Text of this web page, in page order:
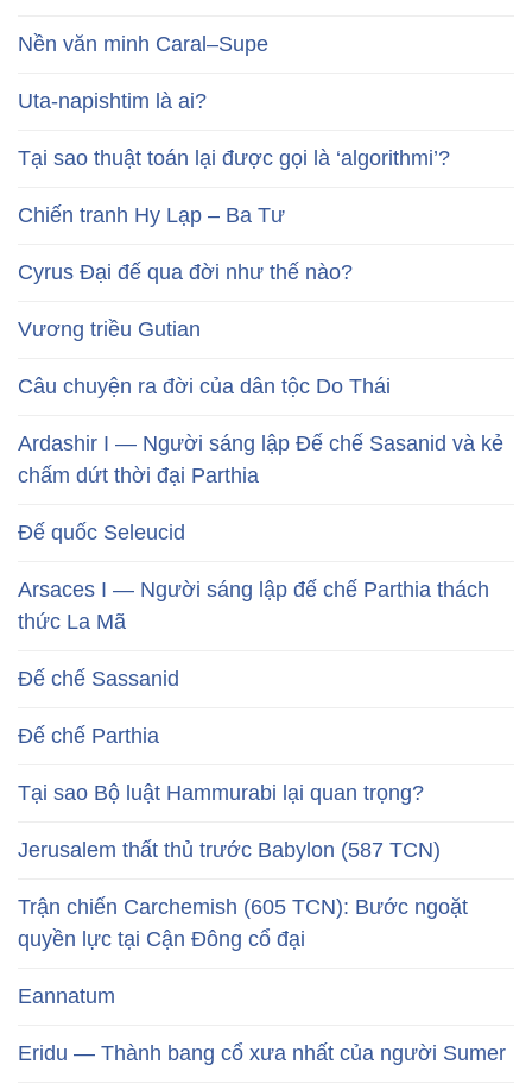
Nền văn minh Caral–Supe
Uta-napishtim là ai?
Tại sao thuật toán lại được gọi là ‘algorithmi’?
Chiến tranh Hy Lạp – Ba Tư
Cyrus Đại đế qua đời như thế nào?
Vương triều Gutian
Câu chuyện ra đời của dân tộc Do Thái
Ardashir I — Người sáng lập Đế chế Sasanid và kẻ
chấm dứt thời đại Parthia
Đế quốc Seleucid
Arsaces I — Người sáng lập đế chế Parthia thách
thức La Mã
Đế chế Sassanid
Đế chế Parthia
Tại sao Bộ luật Hammurabi lại quan trọng?
Jerusalem thất thủ trước Babylon (587 TCN)
Trận chiến Carchemish (605 TCN): Bước ngoặt
quyền lực tại Cận Đông cổ đại
Eannatum
Eridu — Thành bang cổ xưa nhất của người Sumer